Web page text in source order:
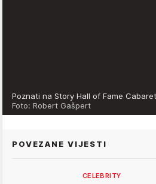
Poznati na Story Hall of Fame
Foto: Robert Gašpert
POVEZANE VIJESTI
CELEBRITY